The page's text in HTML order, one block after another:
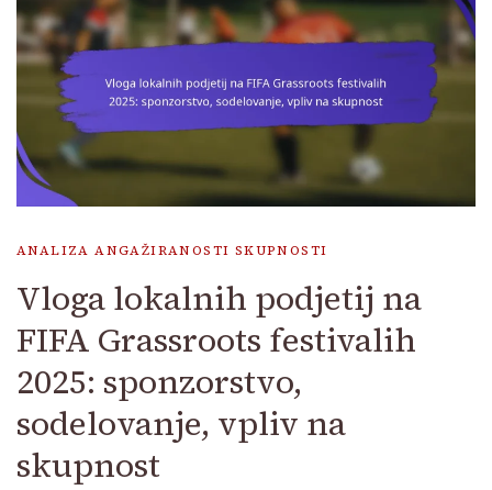
ANALIZA ANGAŽIRANOSTI SKUPNOSTI
Vloga lokalnih podjetij na
FIFA Grassroots festivalih
2025: sponzorstvo,
sodelovanje, vpliv na
skupnost